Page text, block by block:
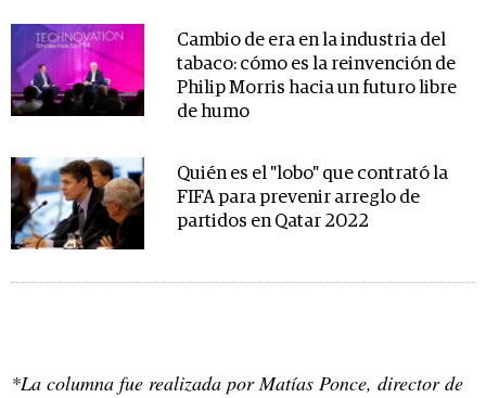
Cambio de era en la industria del
tabaco: cómo es la reinvención de
Philip Morris hacia un futuro libre
de humo
Quién es el "lobo" que contrató la
FIFA para prevenir arreglo de
partidos en Qatar 2022
*La columna fue realizada por Matías Ponce, director de